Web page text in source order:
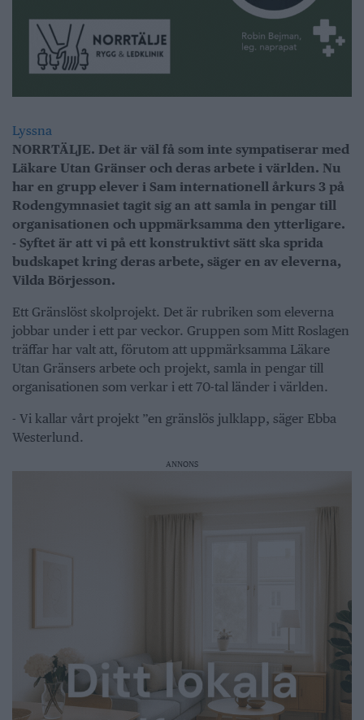
Lyssna
NORRTÄLJE. Det är väl få som inte sympatiserar med
Läkare Utan Gränser och deras arbete i världen. Nu
har en grupp elever i Sam internationell årkurs 3 på
Rodengymnasiet tagit sig an att samla in pengar till
organisationen och uppmärksamma den ytterligare.
- Syftet är att vi på ett konstruktivt sätt ska sprida
budskapet kring deras arbete, säger en av eleverna,
Vilda Börjesson.
Ett Gränslöst skolprojekt. Det är rubriken som eleverna
jobbar under i ett par veckor. Gruppen som Mitt Roslagen
träffar har valt att, förutom att uppmärksamma Läkare
Utan Gränsers arbete och projekt, samla in pengar till
organisationen som verkar i ett 70-tal länder i världen.
- Vi kallar vårt projekt ”en gränslös julklapp, säger Ebba
Westerlund.
ANNONS